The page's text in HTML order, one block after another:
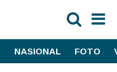
NASIONAL FOTO